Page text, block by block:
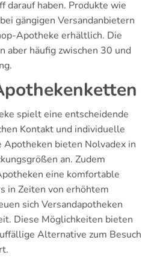
darauf haben. Produkte wie
gängigen Versandanbietern
Apotheke erhältlich. Die
aber häufig zwischen 30 und
spielt eine entscheidende
Kontakt und individuelle
bieten Nolvadex in
an. Zudem
eine komfortable
in Zeiten von erhöhtem
sich Versandapotheken
Diese Möglichkeiten bieten
Alternative zum Besuch